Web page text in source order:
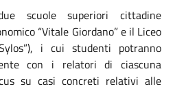
scuole superiori cittadine
“Vitale Giordano” e il Liceo
i cui studenti potranno
con i relatori di ciascuna
su casi concreti relativi alle